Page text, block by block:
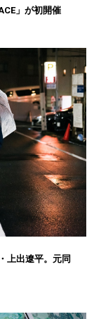
」が初開催
上出遼平。元同